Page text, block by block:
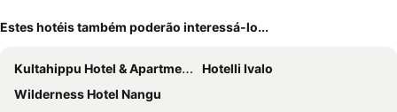
Estes hotéis também poderão interessá-lo...
Kultahippu Hotel & Apartments
Hotelli Ivalo
Wilderness Hotel Nangu